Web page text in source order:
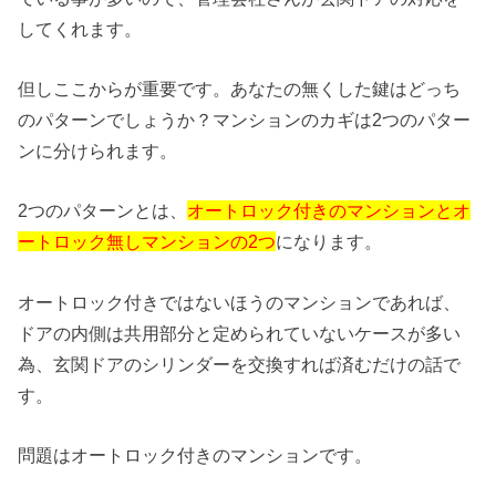
してくれます。
但しここからが重要です。あなたの無くした鍵はどっち
のパターンでしょうか？マンションのカギは2つのパター
ンに分けられます。
2つのパターンとは、 オートロック付きのマンションとオ
ートロック無しマンションの2つになります。
オートロック付きではないほうのマンションであれば、
ドアの内側は共用部分と定められていないケースが多い
為、玄関ドアのシリンダーを交換すれば済むだけの話で
す。
問題はオートロック付きのマンションです。